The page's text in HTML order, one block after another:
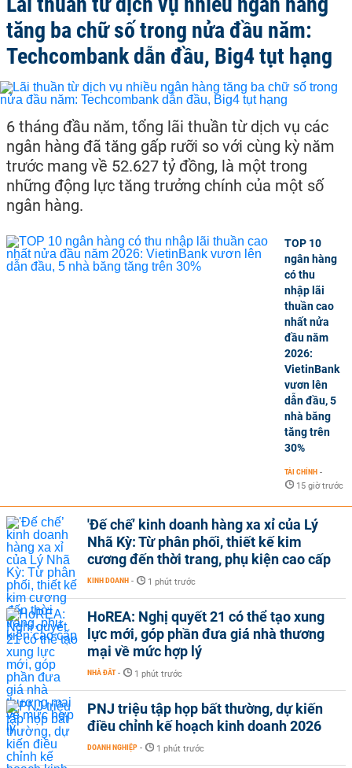
tăng ba chữ số trong nửa đầu năm:
Techcombank dẫn đầu, Big4 tụt hạng
6 tháng đầu năm, tổng lãi thuần từ dịch vụ các
ngân hàng đã tăng gấp rưỡi so với cùng kỳ năm
trước mang về 52.627 tỷ đồng, là một trong
những động lực tăng trưởng chính của một số
ngân hàng.
TOP 10
ngân hàng
có thu
nhập lãi
thuần cao
nhất nửa
đầu năm
2026:
VietinBank
vươn lên
dẫn đầu, 5
nhà băng
tăng trên
30%
TÀI CHÍNH -
15 giờ trước
'Đế chế’ kinh doanh hàng xa xỉ của Lý
Nhã Kỳ: Từ phân phối, thiết kế kim
cương đến thời trang, phụ kiện cao cấp
KINH DOANH - 1 phút trước
HoREA: Nghị quyết 21 có thể tạo xung
lực mới, góp phần đưa giá nhà thương
mại về mức hợp lý
NHÀ ĐẤT - 1 phút trước
PNJ triệu tập họp bất thường, dự kiến
điều chỉnh kế hoạch kinh doanh 2026
DOANH NGHIỆP - 1 phút trước